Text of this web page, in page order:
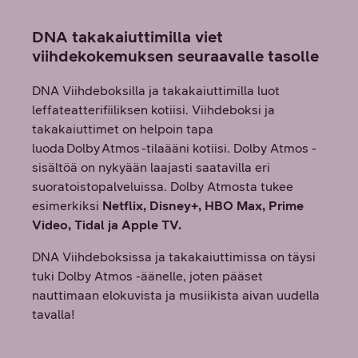
DNA takakaiuttimilla viet
viihdekokemuksen seuraavalle tasolle
DNA Viihdeboksilla ja takakaiuttimilla luot
leffateatterifiiliksen kotiisi.​ Viihdeboksi ja
takakaiuttimet on helpoin tapa
luoda Dolby Atmos -tilaääni kotiisi. Dolby Atmos -
sisältöä on nykyään laajasti saatavilla eri
suoratoistopalveluissa. Dolby Atmosta tukee
esimerkiksi Netflix, Disney+, HBO Max, Prime
Video, Tidal ja Apple TV.
DNA Viihdeboksissa ja takakaiuttimissa on täysi
tuki Dolby Atmos -äänelle, joten pääset
nauttimaan elokuvista ja musiikista aivan uudella
tavalla!